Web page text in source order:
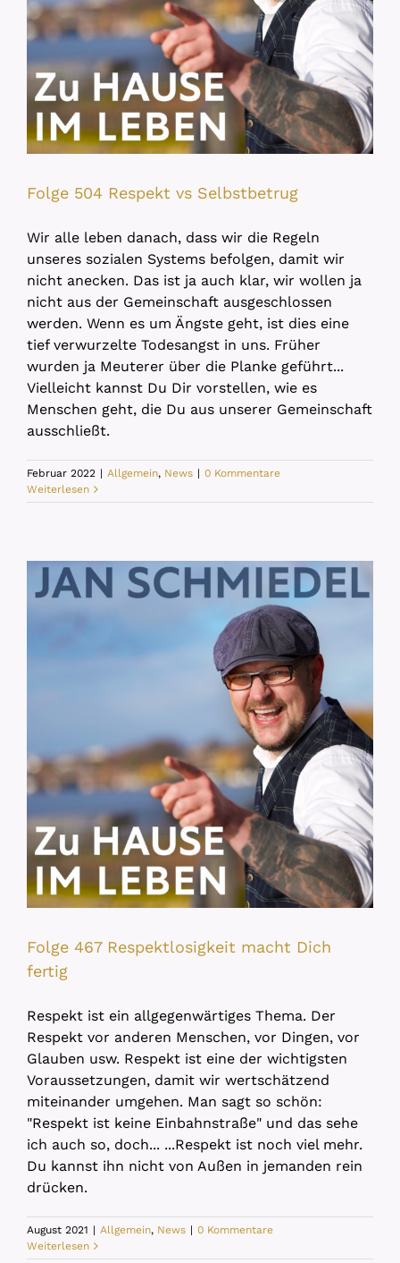
Folge 504 Respekt vs Selbstbetrug
Wir alle leben danach, dass wir die Regeln
unseres sozialen Systems befolgen, damit wir
nicht anecken. Das ist ja auch klar, wir wollen ja
nicht aus der Gemeinschaft ausgeschlossen
werden. Wenn es um Ängste geht, ist dies eine
tief verwurzelte Todesangst in uns. Früher
wurden ja Meuterer über die Planke geführt...
Vielleicht kannst Du Dir vorstellen, wie es
Menschen geht, die Du aus unserer Gemeinschaft
ausschließt.
Februar 2022 | Allgemein, News | 0 Kommentare
Weiterlesen
Folge 467 Respektlosigkeit macht Dich
fertig
Respekt ist ein allgegenwärtiges Thema. Der
Respekt vor anderen Menschen, vor Dingen, vor
Glauben usw. Respekt ist eine der wichtigsten
Voraussetzungen, damit wir wertschätzend
miteinander umgehen. Man sagt so schön:
"Respekt ist keine Einbahnstraße" und das sehe
ich auch so, doch... ...Respekt ist noch viel mehr.
Du kannst ihn nicht von Außen in jemanden rein
drücken.
August 2021 | Allgemein, News | 0 Kommentare
Weiterlesen